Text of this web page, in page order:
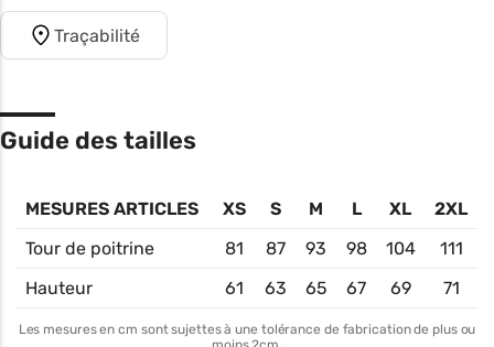
Traçabilité
Guide des tailles
MESURES ARTICLES XS S M L XL
2XL
Tour de poitrine
81 87 93 98 104
111
Hauteur
61 63 65 67 69 71
Les mesures en cm sont sujettes à une tolérance de fabrication de plus ou